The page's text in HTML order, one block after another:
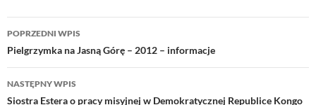
Nawigacja
wpisu
POPRZEDNI WPIS
Pielgrzymka na Jasną Górę – 2012 – informacje
NASTĘPNY WPIS
Siostra Estera o pracy misyjnej w Demokratycznej Republice Kongo